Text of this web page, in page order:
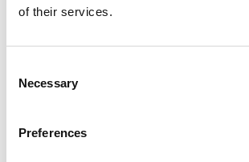
of their services.
Selection
Necessary
Preferences